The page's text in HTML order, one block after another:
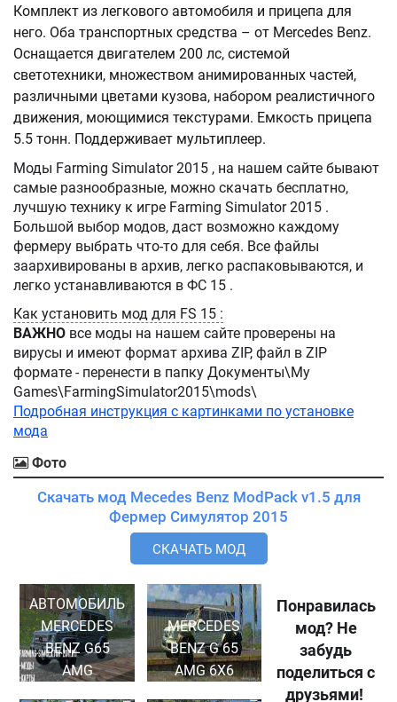
Комплект из легкового автомобиля и прицепа для
него. Оба транспортных средства – от Mercedes Benz.
Оснащается двигателем 200 лс, системой
светотехники, множеством анимированных частей,
различными цветами кузова, набором реалистичного
движения, моющимися текстурами. Емкость прицепа
5.5 тонн. Поддерживает мультиплеер.
Моды Farming Simulator 2015 , на нашем сайте бывают
самые разнообразные, можно скачать бесплатно,
лучшую технику к игре Farming Simulator 2015 .
Большой выбор модов, даст возможно каждому
фермеру выбрать что-то для себя. Все файлы
заархивированы в архив, легко распаковываются, и
легко устанавливаются в ФС 15 .
Как установить мод для FS 15 :
ВАЖНО все моды на нашем сайте проверены на
вирусы и имеют формат архива ZIP, файл в ZIP
формате - перенести в папку Документы\My
Games\FarmingSimulator2015\mods\
Подробная инструкция с картинками по установке
мода
Фото
Скачать мод Mecedes Benz ModPack v1.5 для
Фермер Симулятор 2015
СКАЧАТЬ МОД
АВТОМОБИЛЬ
MERCEDES
BENZ G65
AMG
MERCEDES
BENZ G 65
AMG 6X6
Понравилась
мод? Не
забудь
поделиться с
друзьями!